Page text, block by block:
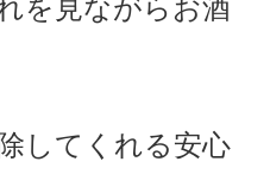
を見ながらお酒
してくれる安心